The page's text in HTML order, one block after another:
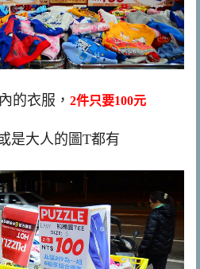
的衣服， 2件只要100元
是大人的圖T都有